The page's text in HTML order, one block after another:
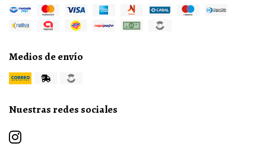
Medios de envío
Nuestras redes sociales